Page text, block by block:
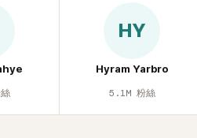
HY
Hyram Yarbro
5.1M 粉絲